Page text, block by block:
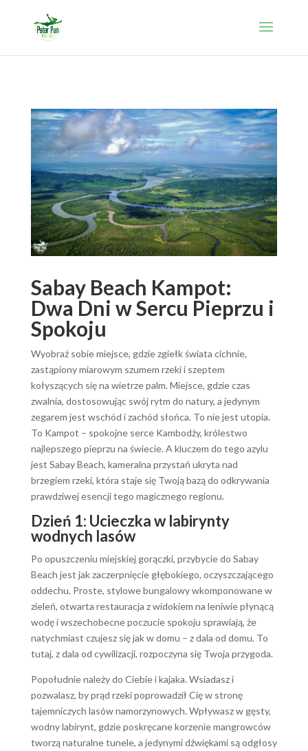
Sabay Beach Kampot:
Dwa Dni w Sercu Pieprzu i
Spokoju
Wyobraź sobie miejsce, gdzie zgiełk świata cichnie,
zastąpiony miarowym szumem rzeki i szeptem
kołyszących się na wietrze palm. Miejsce, gdzie czas
zwalnia, dostosowując swój rytm do natury, a jedynym
zegarem jest wschód i zachód słońca. To nie jest utopia.
To Kampot – spokojne serce Kambodży, królestwo
najlepszego pieprzu na świecie. A kluczem do tego azylu
jest Sabay Beach, kameralna przystań ukryta nad
brzegiem rzeki, która staje się Twoją bazą do odkrywania
prawdziwej esencji tego magicznego regionu.
Dzień 1: Ucieczka w labirynty
wodnych lasów
Po opuszczeniu miejskiej gorączki, przybycie do Sabay
Beach jest jak zaczerpnięcie głębokiego, oczyszczającego
oddechu. Proste, stylowe bungalowy wkomponowane w
zieleń, otwarta restauracja z widokiem na leniwie płynącą
wodę i wszechobecne poczucie spokoju sprawiają, że
natychmiast czujesz się jak w domu – z dala od domu. To
tutaj, z dala od cywilizacji, rozpoczyna się Twoja przygoda.
Popołudnie należy do Ciebie i kajaka. Wsiadasz i
pozwalasz, by prąd rzeki poprowadził Cię w stronę
tajemniczych lasów namorzynowych. Wpływasz w gęsty,
wodny labirynt, gdzie poskręcane korzenie mangrowców
tworzą naturalne tunele, a jedynymi dźwiękami są odgłosy